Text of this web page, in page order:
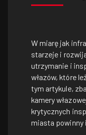
W miarę jak
starzeje i
utrzymanie i
włazów, które
tym artykule,
kamery
krytycznych
miasta powinny